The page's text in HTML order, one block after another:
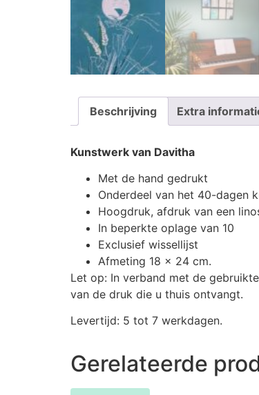
Beschrijving Extra
Kunstwerk van Davitha
Met de hand gedrukt
Onderdeel van het 40-dagen
Hoogdruk, afdruk van een
In beperkte oplage van 10
Exclusief wissellijst
Afmeting 18 x 24 cm.
Let op: In verband met de
van de druk die u thuis ontvangt.
Levertijd: 5 tot 7 werkdagen.
Gerelateerde